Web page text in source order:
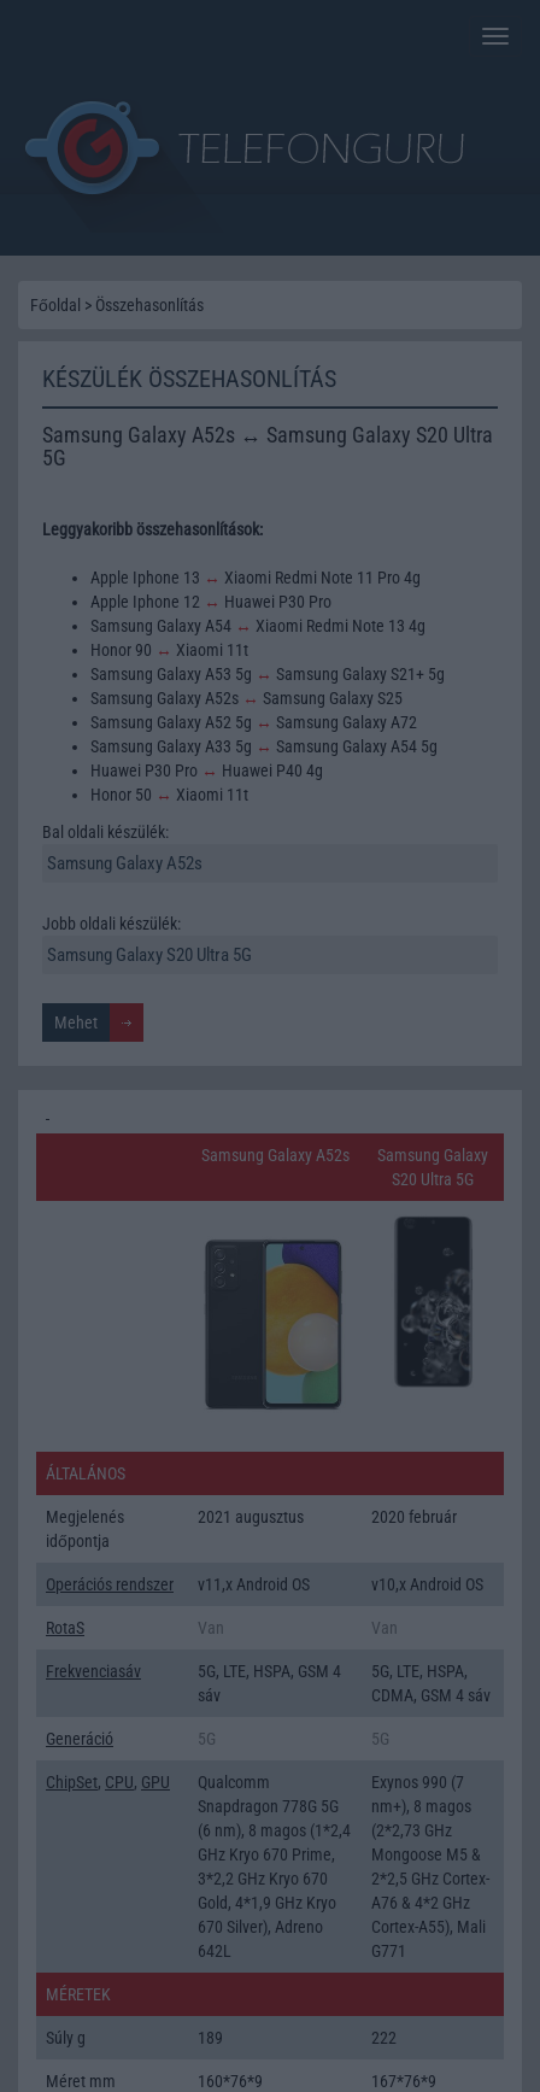
Toggle
Főoldal > Összehasonlítás
KÉSZÜLÉK ÖSSZEHASONLÍTÁS
Samsung Galaxy A52s ↔ Samsung Galaxy S20 Ultra
5G
Leggyakoribb összehasonlítások:
Apple Iphone 13 ↔ Xiaomi Redmi Note 11 Pro 4g
Apple Iphone 12 ↔ Huawei P30 Pro
Samsung Galaxy A54 ↔ Xiaomi Redmi Note 13 4g
Honor 90 ↔ Xiaomi 11t
Samsung Galaxy A53 5g ↔ Samsung Galaxy S21+ 5g
Samsung Galaxy A52s ↔ Samsung Galaxy S25
Samsung Galaxy A52 5g ↔ Samsung Galaxy A72
Samsung Galaxy A33 5g ↔ Samsung Galaxy A54 5g
Huawei P30 Pro ↔ Huawei P40 4g
Honor 50 ↔ Xiaomi 11t
Bal oldali készülék:
Jobb oldali készülék:
Samsung Galaxy A52s
Samsung Galaxy
S20 Ultra 5G
ÁLTALÁNOS
Megjelenés
időpontja
2021 augusztus 2020 február
Operációs rendszer v11,x Android OS v10,x Android OS
RotaS Van Van
Frekvenciasáv
5G, LTE, HSPA, GSM 4
sáv
5G, LTE, HSPA,
CDMA, GSM 4 sáv
Generáció 5G 5G
ChipSet, CPU, GPU
Qualcomm
Snapdragon 778G 5G
(6 nm), 8 magos (1*2,4
GHz Kryo 670 Prime,
3*2,2 GHz Kryo 670
Gold, 4*1,9 GHz Kryo
670 Silver), Adreno
642L
Exynos 990 (7
nm+), 8 magos
(2*2,73 GHz
Mongoose M5 &
2*2,5 GHz Cortex-
A76 & 4*2 GHz
Cortex-A55), Mali
G771
MÉRETEK
Súly g 189 222
Méret mm 160*76*9 167*76*9